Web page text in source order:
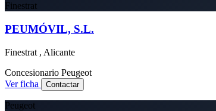
Finestrat
PEUMÓVIL, S.L.
Finestrat , Alicante
Concesionario Peugeot
Ver ficha
Contactar
Peugeot